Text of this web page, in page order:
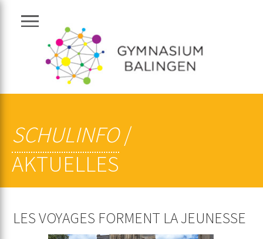
Navigation zeigen
SCHULINFO/
AKTUELLES
LES VOYAGES FORMENT LA JEUNESSE